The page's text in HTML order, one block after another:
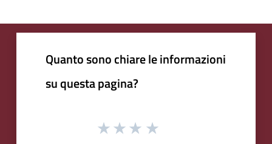
Quanto sono chiare le informazioni
su questa pagina?